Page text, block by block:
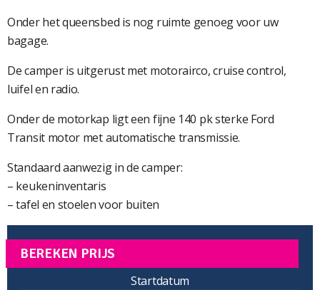
Onder het queensbed is nog ruimte genoeg voor uw
bagage.
De camper is uitgerust met motorairco, cruise control,
luifel en radio.
Onder de motorkap ligt een fijne 140 pk sterke Ford
Transit motor met automatische transmissie.
Standaard aanwezig in de camper:
– keukeninventaris
– tafel en stoelen voor buiten
BEREKEN PRIJS
Startdatum